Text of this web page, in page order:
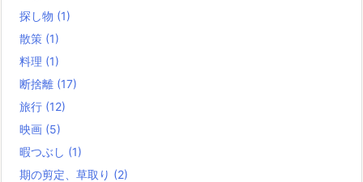
探し物 (1)
散策 (1)
料理 (1)
断捨離 (17)
旅行 (12)
映画 (5)
暇つぶし (1)
期の剪定、草取り (2)